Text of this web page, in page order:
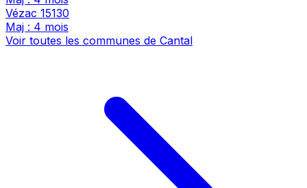
Vézac 15130
Maj : 4 mois
Voir toutes les communes de Cantal